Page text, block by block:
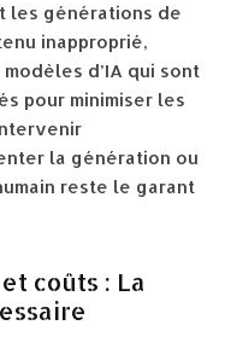
les générations de
inapproprié,
d’IA qui sont
pour minimiser les
la génération ou
reste le garant
coûts : La